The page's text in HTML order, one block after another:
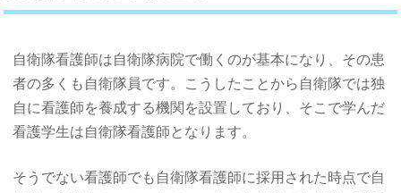
自衛隊看護師は自衛隊病院で働くのが基本になり、その患
者の多くも自衛隊員です。こうしたことから自衛隊では独
自に看護師を養成する機関を設置しており、そこで学んだ
看護学生は自衛隊看護師となります。
そうでない看護師でも自衛隊看護師に採用された時点で自